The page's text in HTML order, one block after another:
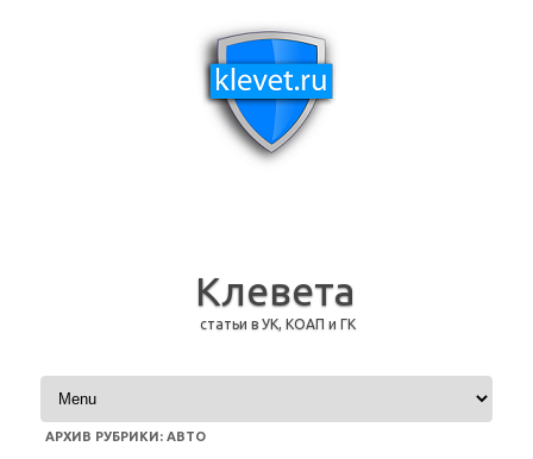
Клевета
статьи в УК, КОАП и ГК
Перейти к содержимому
АРХИВ РУБРИКИ: АВТО